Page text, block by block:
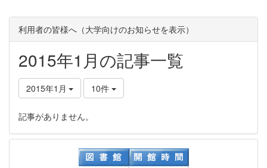
利用者の皆様へ（大学向けのお知らせを表示）
2015年1月の記事一覧
2015年1月 10件
記事がありません。